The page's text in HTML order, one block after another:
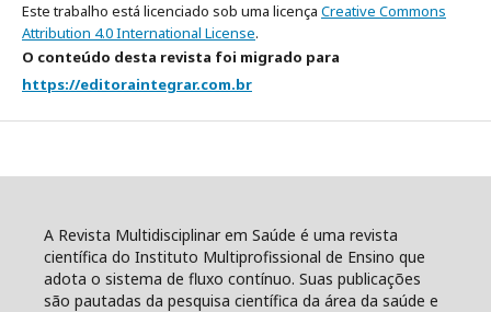
Este trabalho está licenciado sob uma licença Creative Commons
Attribution 4.0 International License.
O conteúdo desta revista foi migrado para
https://editoraintegrar.com.br
A Revista Multidisciplinar em Saúde é uma revista
científica do Instituto Multiprofissional de Ensino que
adota o sistema de fluxo contínuo. Suas publicações
são pautadas da pesquisa científica da área da saúde e